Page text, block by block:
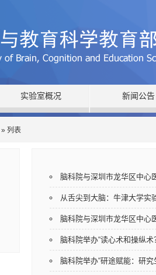
实验室概况 新闻公告
» 列表
脑科院与深圳市龙华区中心
从舌尖到大脑：牛津大学实
脑科院与深圳市龙华区中心
脑科院举办“读心术和操纵
脑科院举办“研途赋能：研